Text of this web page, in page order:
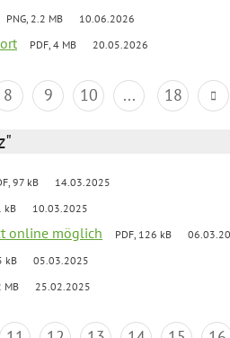
PNG, 2.2 MB 10.06.2026
PDF, 4 MB 20.05.2026
8 9 10 ... 18
97 kB 14.03.2025
kB 10.03.2025
online möglich PDF, 126 kB
kB 05.03.2025
MB 25.02.2025